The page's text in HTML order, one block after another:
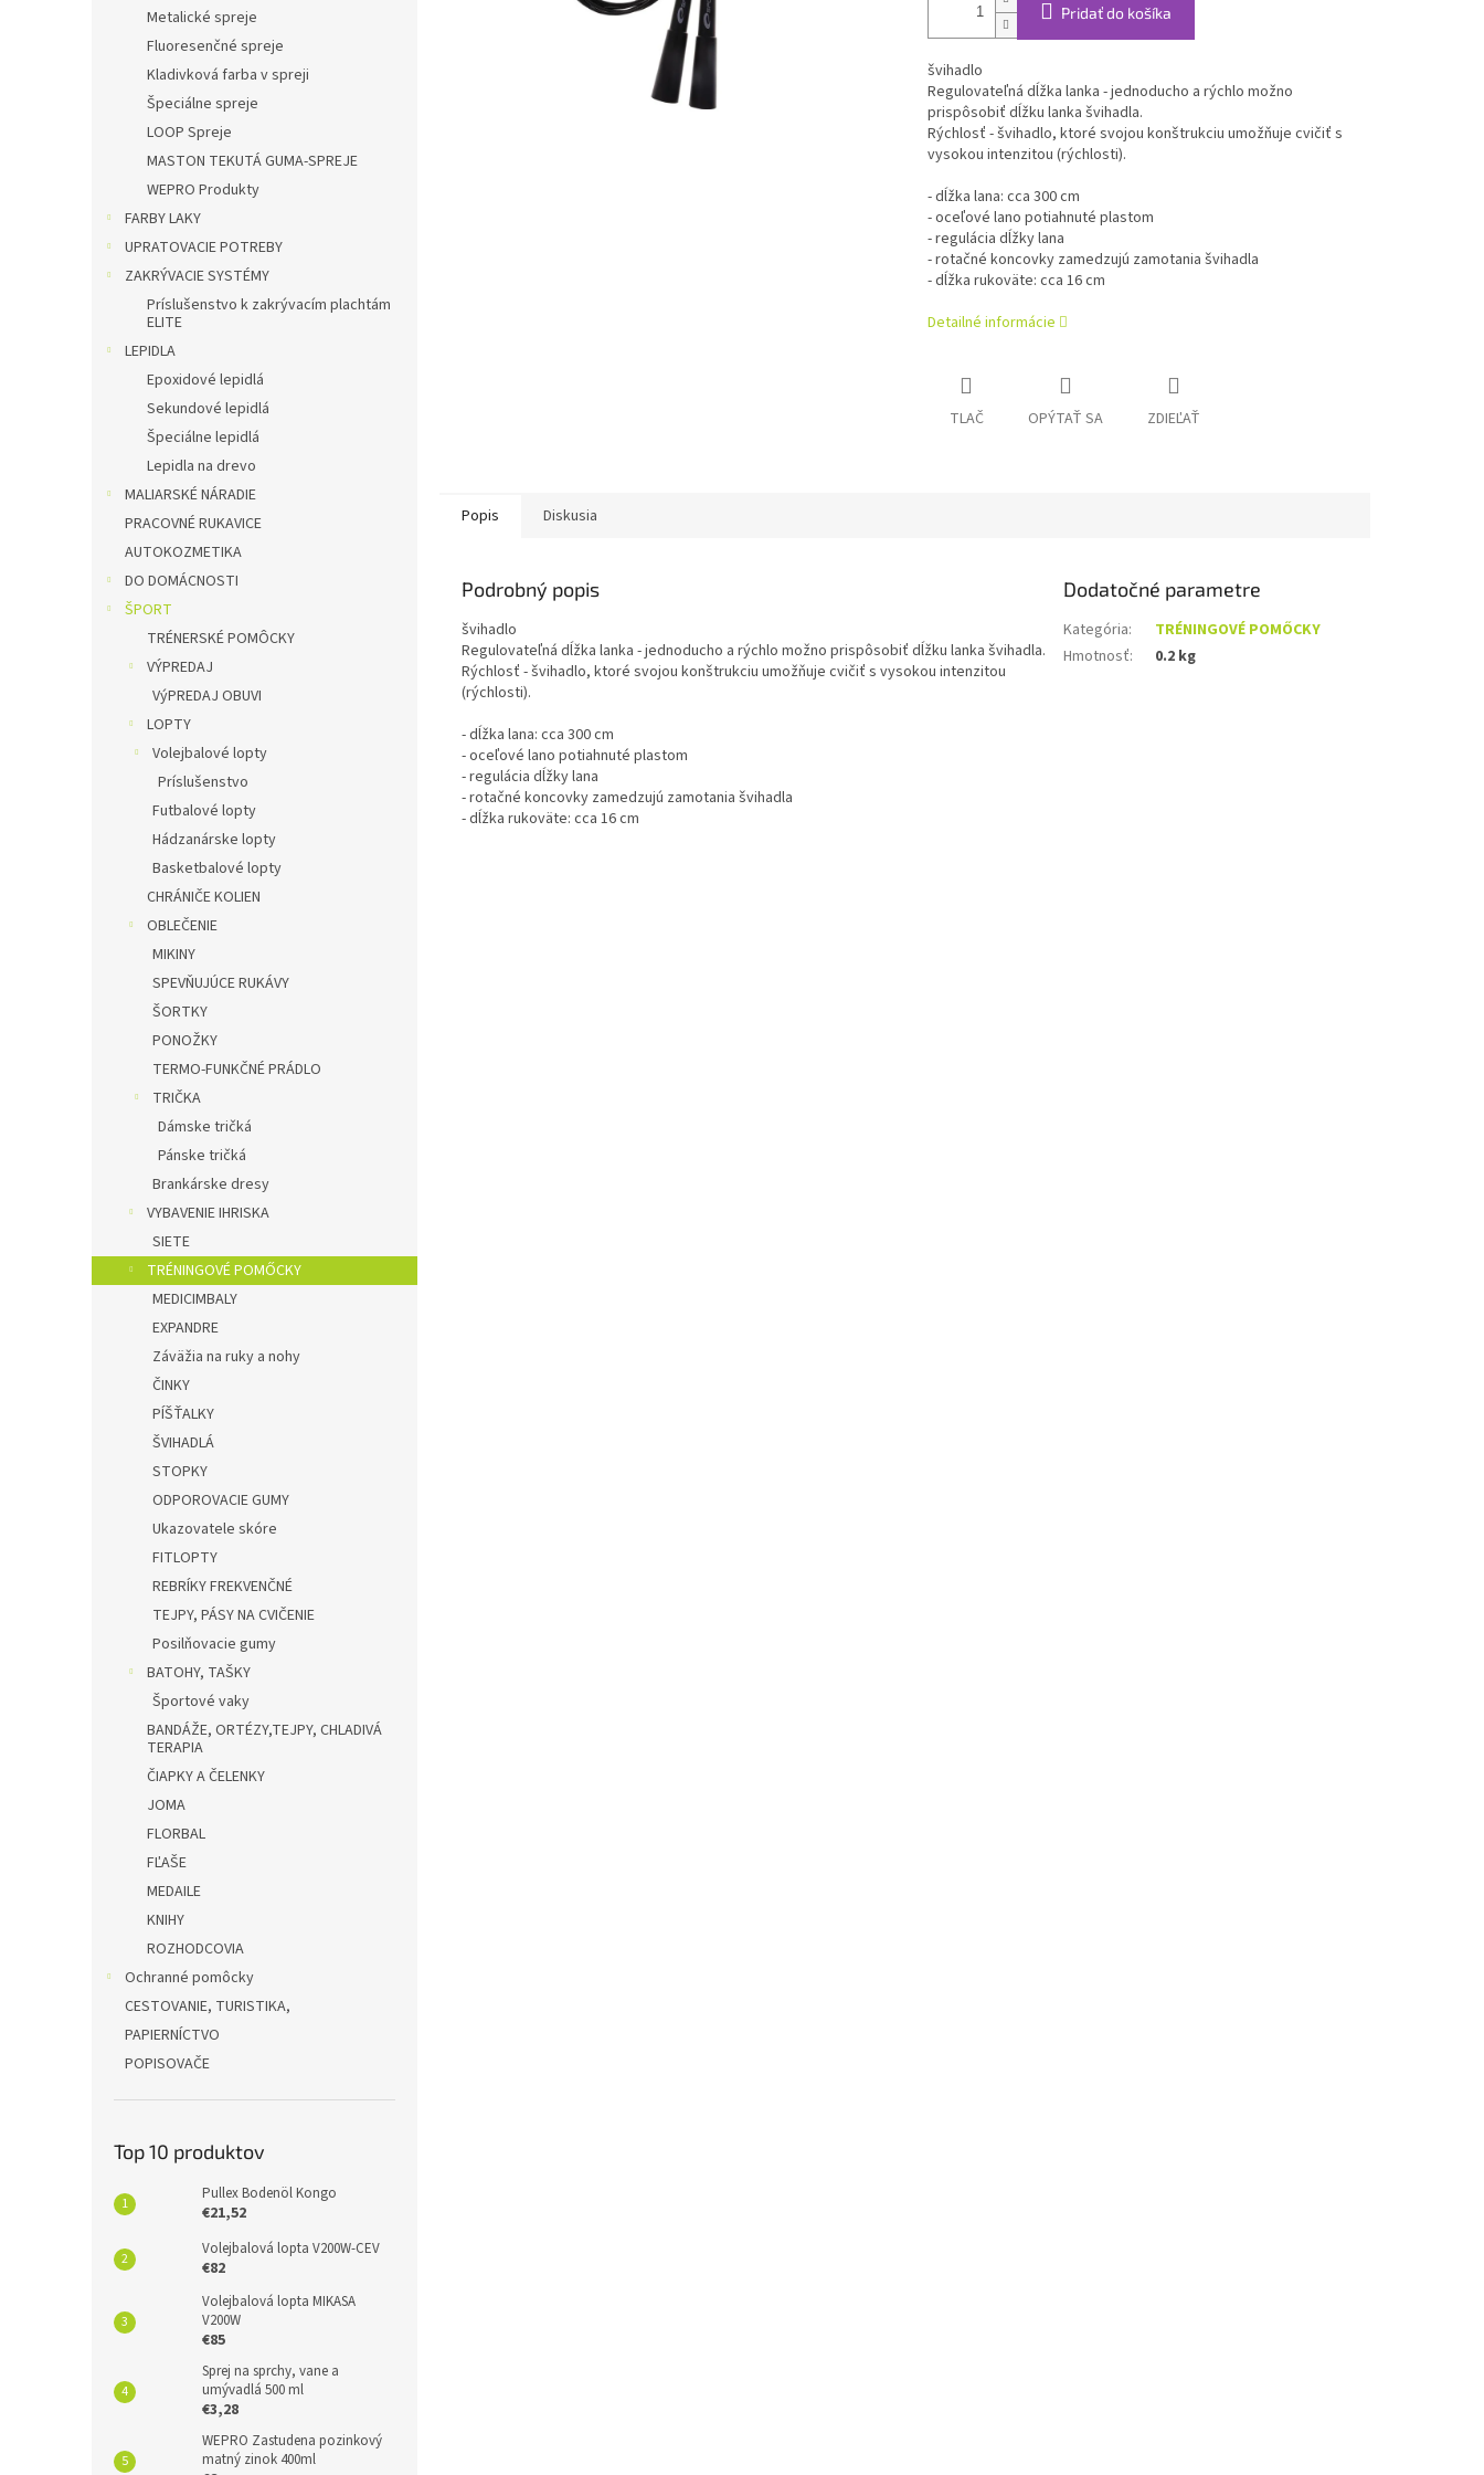
Metalické spreje
Fluoresenčné spreje
Kladivková farba v spreji
Špeciálne spreje
LOOP Spreje
MASTON TEKUTÁ GUMA-SPREJE
WEPRO Produkty
FARBY LAKY
UPRATOVACIE POTREBY
ZAKRÝVACIE SYSTÉMY
Príslušenstvo k zakrývacím plachtám
ELITE
LEPIDLA
Epoxidové lepidlá
Sekundové lepidlá
Špeciálne lepidlá
Lepidla na drevo
MALIARSKÉ NÁRADIE
PRACOVNÉ RUKAVICE
AUTOKOZMETIKA
DO DOMÁCNOSTI
ŠPORT
TRÉNERSKÉ POMÔCKY
VÝPREDAJ
VýPREDAJ OBUVI
LOPTY
Volejbalové lopty
Príslušenstvo
Futbalové lopty
Hádzanárske lopty
Basketbalové lopty
CHRÁNIČE KOLIEN
OBLEČENIE
MIKINY
SPEVŇUJÚCE RUKÁVY
ŠORTKY
PONOŽKY
TERMO-FUNKČNÉ PRÁDLO
TRIČKA
Dámske tričká
Pánske tričká
Brankárske dresy
VYBAVENIE IHRISKA
SIETE
TRÉNINGOVÉ POMŐCKY
MEDICIMBALY
EXPANDRE
Záväžia na ruky a nohy
ČINKY
PÍŠŤALKY
ŠVIHADLÁ
STOPKY
ODPOROVACIE GUMY
Ukazovatele skóre
FITLOPTY
REBRÍKY FREKVENČNÉ
TEJPY, PÁSY NA CVIČENIE
Posilňovacie gumy
BATOHY, TAŠKY
Športové vaky
BANDÁŽE, ORTÉZY,TEJPY, CHLADIVÁ
TERAPIA
ČIAPKY A ČELENKY
JOMA
FLORBAL
FĽAŠE
MEDAILE
KNIHY
ROZHODCOVIA
Ochranné pomôcky
CESTOVANIE, TURISTIKA,
PAPIERNÍCTVO
POPISOVAČE
Top 10 produktov
Pullex Bodenöl Kongo
€21,52
Volejbalová lopta V200W-CEV
€82
Volejbalová lopta MIKASA
V200W
€85
Sprej na sprchy, vane a
umývadlá 500 ml
€3,28
WEPRO Zastudena pozinkový
matný zinok 400ml
Pridať do košíka
švihadlo
Regulovateľná dĺžka lanka - jednoducho a rýchlo možno
prispôsobiť dĺžku lanka švihadla.
Rýchlosť - švihadlo, ktoré svojou konštrukciu umožňuje cvičiť s
vysokou intenzitou (rýchlosti).
- dĺžka lana: cca 300 cm
- oceľové lano potiahnuté plastom
- regulácia dĺžky lana
- rotačné koncovky zamedzujú zamotania švihadla
- dĺžka rukoväte: cca 16 cm
Detailné informácie
TLAČ OPÝTAŤ SA ZDIEĽAŤ
Popis Diskusia
Podrobný popis
švihadlo
Regulovateľná dĺžka lanka - jednoducho a rýchlo možno prispôsobiť dĺžku lanka švihadla.
Rýchlosť - švihadlo, ktoré svojou konštrukciu umožňuje cvičiť s vysokou intenzitou
(rýchlosti).
- dĺžka lana: cca 300 cm
- oceľové lano potiahnuté plastom
- regulácia dĺžky lana
- rotačné koncovky zamedzujú zamotania švihadla
- dĺžka rukoväte: cca 16 cm
Dodatočné parametre
Kategória:
TRÉNINGOVÉ POMŐCKY
Hmotnosť: 0.2 kg